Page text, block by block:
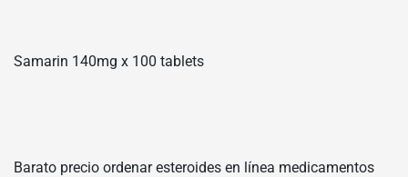
Samarin 140mg x 100 tablets
Barato precio ordenar esteroides en línea medicamentos